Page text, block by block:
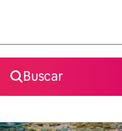
Buscar